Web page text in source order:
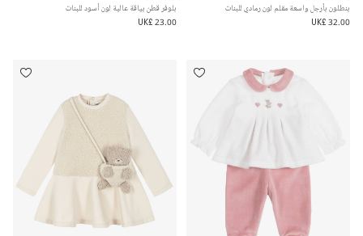
بنطلون بأرجل واسعة مقلم لون رمادي للبنات
UK£ 32.00
بلوفر قطن بياقة عالية لون أسود للبنات
UK£ 23.00